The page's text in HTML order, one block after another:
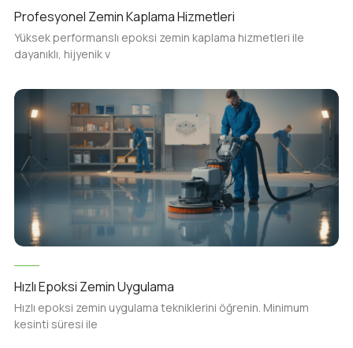
Profesyonel Zemin Kaplama Hizmetleri
Yüksek performanslı epoksi zemin kaplama hizmetleri ile
dayanıklı, hijyenik v
Hızlı Epoksi Zemin Uygulama
Hızlı epoksi zemin uygulama tekniklerini öğrenin. Minimum
kesinti süresi ile